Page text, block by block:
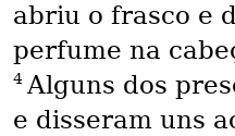
abriu o frasco e
perfume na
4 Alguns dos
e disseram uns